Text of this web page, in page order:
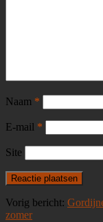
Naam *
E-mail *
Site
Vorig bericht:
zomer